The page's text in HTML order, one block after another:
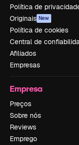
Política de
Originais New
Política de cookies
Central de
Afiliados
Empresas
Empresa
Preços
Sobre nós
Reviews
Emprego